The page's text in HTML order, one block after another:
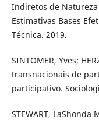
Indiretos de
Estimativas Bases
Técnica. 2019.
SINTOMER, Yves;
transnacionais de
participativo.
STEWART,